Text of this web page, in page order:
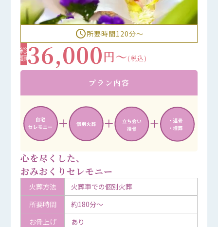
access_time所要時間120分〜
総額36,000円～(税込)
プラン内容
心を尽くした、
おみおくりセレモニー
火葬方法
火葬車での個別火葬
所要時間
約180分～
お骨上げ
あり